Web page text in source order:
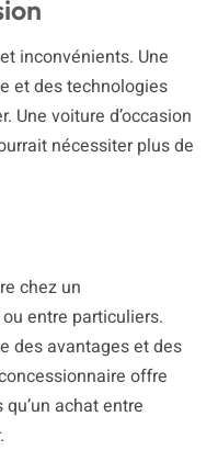
inconvénients. Une
et des technologies
Une voiture d’occasion
nécessiter plus de
chez un
entre particuliers.
des avantages et des
offre
achat entre